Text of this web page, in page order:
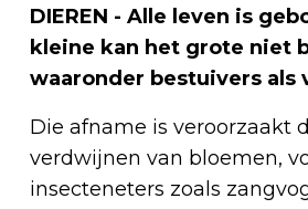
DIEREN - Alle leven is
kleine kan het grote niet
waaronder bestuivers als
Die afname is veroorzaakt
verdwijnen van bloemen,
insecteneters zoals